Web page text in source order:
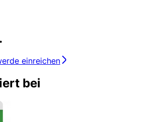
einreichen
bei